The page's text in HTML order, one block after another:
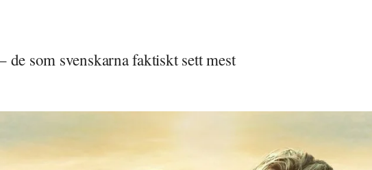
de som svenskarna faktiskt sett mest